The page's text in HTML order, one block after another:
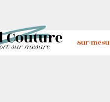
Sur-